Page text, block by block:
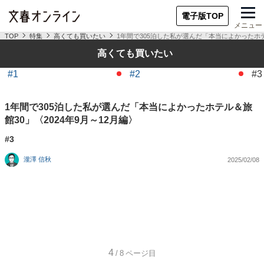
電子版TOP
メニュー
TOP 特集 高くても買いたい 1年間で305泊した私が選んだ「本当によかった
高くても買いたい
#1 #2 #3
1年間で305泊した私が選んだ「本当によかったホテル＆旅
館30」〈2024年9月～12月編〉
#3
瀧澤 信秋 2025/02/08
4 /8 ページ目